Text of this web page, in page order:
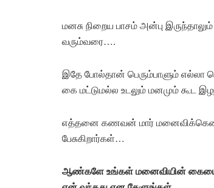
மனசு நிறைய பாசம் அன்பு
வரும்வரை….
இதே போல்தான் பெரும்பாளும் எல்லா
கை மட்டுமல்ல உடலும் மனமும் கூட
எத்தனை கணவன் மார் மனைவிக்கென
பேசுகிறார்கள்…
ஆண்களே உங்கள் மனைவியின் கையை